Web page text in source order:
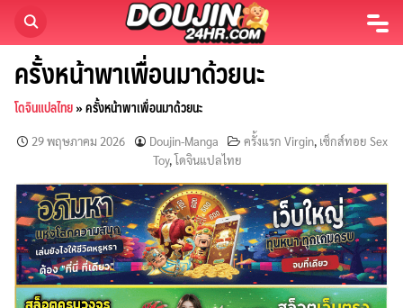
content
ครั้งหน้าพาเพื่อนมาด้วยนะ
โดจินแปลไทย»ครั้งหน้าพาเพื่อนมาด้วยนะ
29 พฤษภาคม 2026 Doujin-Manga ครั้งแรก Virgin, เซ็กส์ทอย Sex
Toy,โดจินแปลไทย